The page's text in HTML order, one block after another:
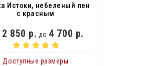
Истоки, небеленый лен
с красным
2 850 р. до 4 700 р.
Доступные размеры